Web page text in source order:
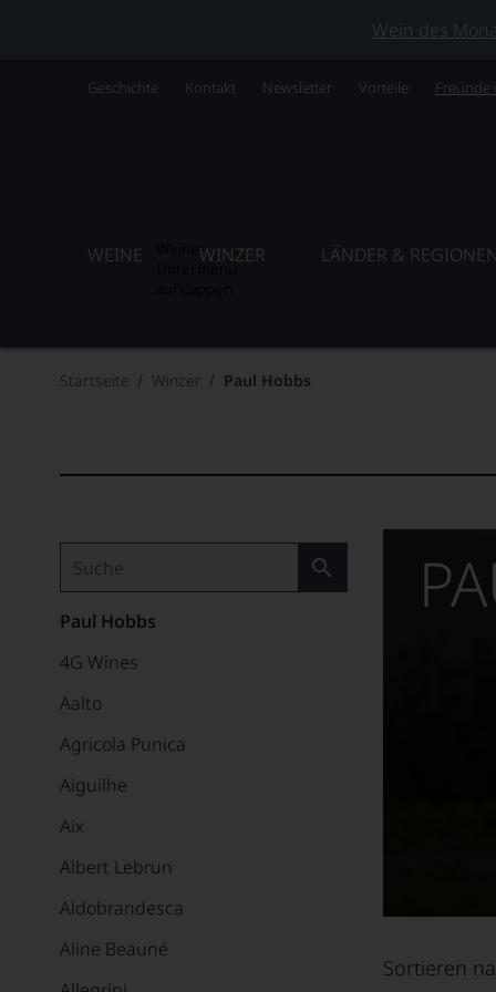
Wein des
Geschichte Kontakt Newsletter Vorteile Freunde
WEINE WINZER LÄNDER & REGIONEN
Startseite Winzer Paul Hobbs
Paul Hobbs
4G Wines
Aalto
Agricola Punica
Aiguilhe
Aix
Albert Lebrun
Aldobrandesca
Aline Beauné
Sortieren